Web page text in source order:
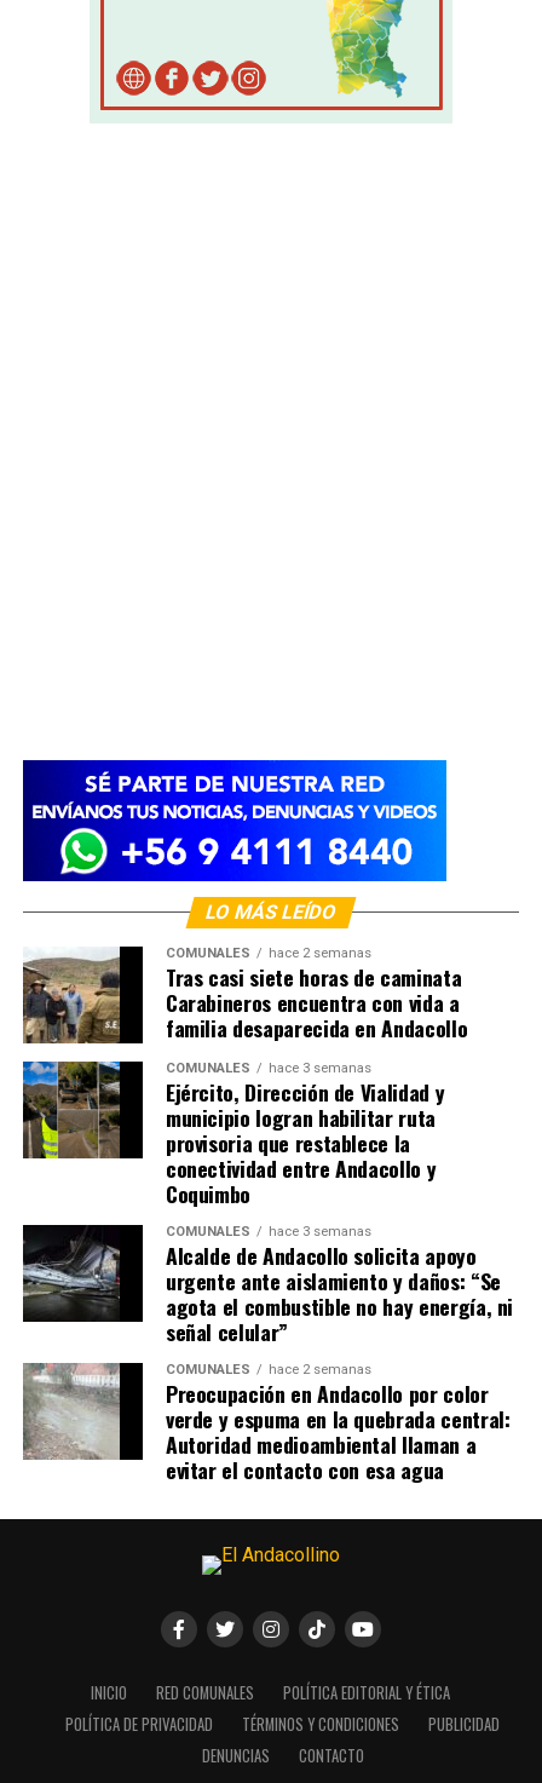
LO MÁS LEÍDO
COMUNALES hace 2 semanas
Tras casi siete horas de caminata
Carabineros encuentra con vida a
familia desaparecida en Andacollo
COMUNALES hace 3 semanas
Ejército, Dirección de Vialidad y
municipio logran habilitar ruta
provisoria que restablece la
conectividad entre Andacollo y
Coquimbo
COMUNALES hace 3 semanas
Alcalde de Andacollo solicita apoyo
urgente ante aislamiento y daños: “Se
agota el combustible no hay energía, ni
señal celular”
COMUNALES hace 2 semanas
Preocupación en Andacollo por color
verde y espuma en la quebrada central:
Autoridad medioambiental llaman a
evitar el contacto con esa agua
INICIO RED COMUNALES
POLÍTICA EDITORIAL Y ÉTICA
POLÍTICA DE PRIVACIDAD
TÉRMINOS Y CONDICIONES
PUBLICIDAD
DENUNCIAS
CONTACTO